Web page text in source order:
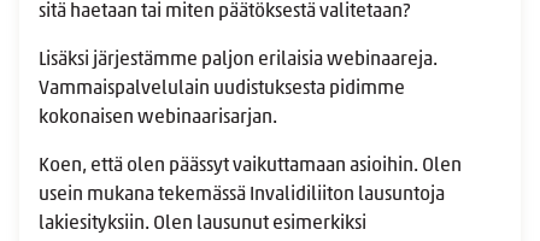
sitä haetaan tai miten päätöksestä valitetaan?
Lisäksi järjestämme paljon erilaisia webinaareja.
Vammaispalvelulain uudistuksesta pidimme
kokonaisen webinaarisarjan.
Koen, että olen päässyt vaikuttamaan asioihin. Olen
usein mukana tekemässä Invalidiliiton lausuntoja
lakiesityksiin. Olen lausunut esimerkiksi